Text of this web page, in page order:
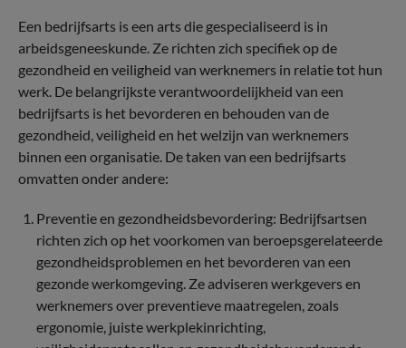
Een bedrijfsarts is een arts die gespecialiseerd is in
arbeidsgeneeskunde. Ze richten zich specifiek op de
gezondheid en veiligheid van werknemers in relatie tot hun
werk. De belangrijkste verantwoordelijkheid van een
bedrijfsarts is het bevorderen en behouden van de
gezondheid, veiligheid en het welzijn van werknemers
binnen een organisatie. De taken van een bedrijfsarts
omvatten onder andere:
Preventie en gezondheidsbevordering: Bedrijfsartsen
richten zich op het voorkomen van beroepsgerelateerde
gezondheidsproblemen en het bevorderen van een
gezonde werkomgeving. Ze adviseren werkgevers en
werknemers over preventieve maatregelen, zoals
ergonomie, juiste werkplekinrichting,